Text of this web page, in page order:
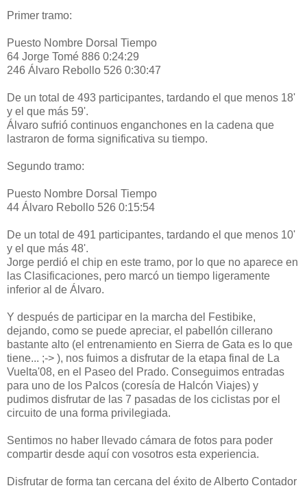
Primer tramo:
Puesto Nombre Dorsal Tiempo
64 Jorge Tomé 886 0:24:29
246 Álvaro Rebollo 526 0:30:47
De un total de 493 participantes, tardando el que menos 18'
y el que más 59'.
Álvaro sufrió continuos enganchones en la cadena que
lastraron de forma significativa su tiempo.
Segundo tramo:
Puesto Nombre Dorsal Tiempo
44 Álvaro Rebollo 526 0:15:54
De un total de 491 participantes, tardando el que menos 10'
y el que más 48'.
Jorge perdió el chip en este tramo, por lo que no aparece en
las Clasificaciones, pero marcó un tiempo ligeramente
inferior al de Álvaro.
Y después de participar en la marcha del Festibike,
dejando, como se puede apreciar, el pabellón cillerano
bastante alto (el entrenamiento en Sierra de Gata es lo que
tiene... ;-> ), nos fuimos a disfrutar de la etapa final de La
Vuelta'08, en el Paseo del Prado. Conseguimos entradas
para uno de los Palcos (coresía de Halcón Viajes) y
pudimos disfrutar de las 7 pasadas de los ciclistas por el
circuito de una forma privilegiada.
Sentimos no haber llevado cámara de fotos para poder
compartir desde aquí con vosotros esta experiencia.
Disfrutar de forma tan cercana del éxito de Alberto Contador